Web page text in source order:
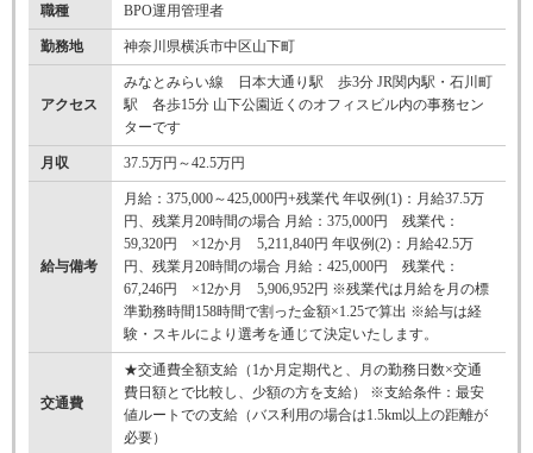
職種 BPO運用管理者
勤務地 神奈川県横浜市中区山下町
アクセス
みなとみらい線 日本大通り駅 歩3分 JR関内駅・石川町
駅 各歩15分 山下公園近くのオフィスビル内の事務セン
ターです
月収 37.5万円～42.5万円
給与備考
月給：375,000～425,000円+残業代 年収例(1)：月給37.5万
円、残業月20時間の場合 月給：375,000円 残業代：
59,320円 ×12か月 5,211,840円 年収例(2)：月給42.5万
円、残業月20時間の場合 月給：425,000円 残業代：
67,246円 ×12か月 5,906,952円 ※残業代は月給を月の標
準勤務時間158時間で割った金額×1.25で算出 ※給与は経
験・スキルにより選考を通じて決定いたします。
交通費
★交通費全額支給（1か月定期代と、月の勤務日数×交通
費日額とで比較し、少額の方を支給） ※支給条件：最安
値ルートでの支給（バス利用の場合は1.5km以上の距離が
必要）